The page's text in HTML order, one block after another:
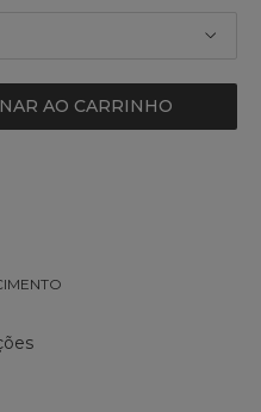
AO CARRINHO